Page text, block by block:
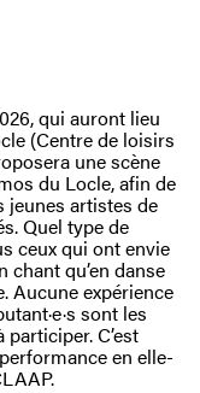
qui auront lieu
(Centre de loisirs
une scène
du Locle, afin de
jeunes artistes de
Quel type de
ceux qui ont envie
qu’en danse
Aucune expérience
sont les
participer. C’est
en elle-